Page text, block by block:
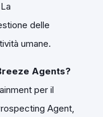
delle
umane.
Agents?
per il
Agent,